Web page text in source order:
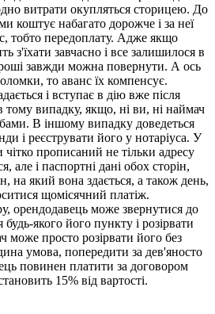
витрати окупляться сторицею. До
коштує набагато дорожче і за неї
тобто передоплату. Адже якщо
з'їхати завчасно і все залишилося в
завжди можна повернути. А ось
то аванс їх компенсує.
і вступає в дію вже після
тому випадку, якщо, ні ви, ні наймач
В іншому випадку доведеться
і реєструвати його у нотаріуса. У
чітко прописаний не тільки адресу
але і паспортні дані обох сторін,
на який вона здається, а також день,
щомісячний платіж.
орендодавець може звернутися до
якого його пункту і розірвати
може просто розірвати його без
умова, попередити за дев'яносто
повинен платити за договором
15% від вартості.